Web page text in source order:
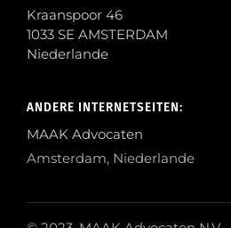
Kraanspoor 46
1033 SE AMSTERDAM
Niederlande
ANDERE INTERNETSEITEN:
MAAK Advocaten
Amsterdam, Niederlande